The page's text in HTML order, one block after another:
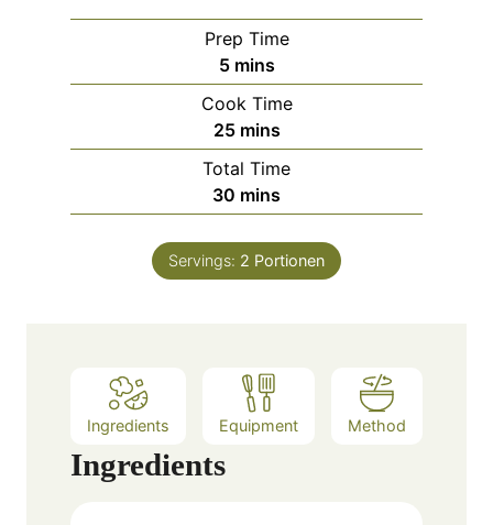
Prep Time
5m
i
n
u
t
e
s
mins
Cook Time
25m
i
n
u
e
s
mins
Total Time
30 m
i
n
u
mins
Servings: 2 Portionen
Ingredients Equipment Method
Ingredients